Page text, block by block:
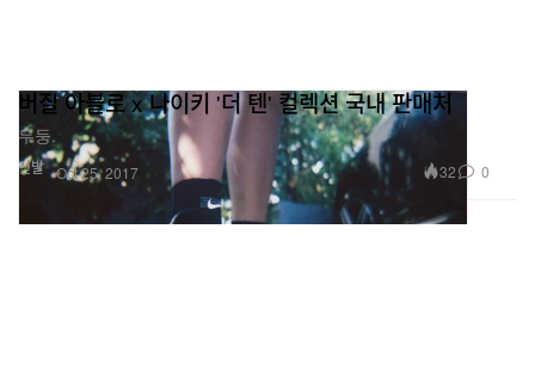
신발
버질 아블로 x 나이키 '더 텐' 컬렉션 국내 판매처
두둥.
Oct 25, 2017 32 0